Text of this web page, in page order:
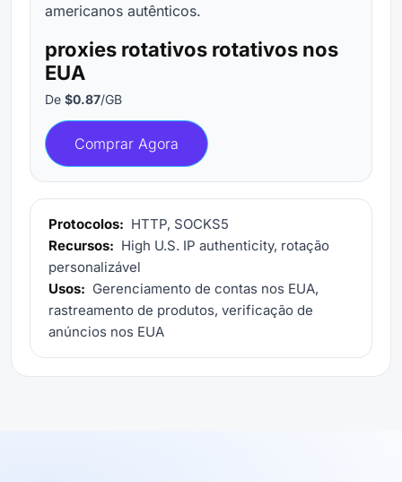
americanos autênticos.
proxies rotativos rotativos nos
EUA
De $0.87/GB
Comprar Agora
Protocolos: HTTP, SOCKS5
Recursos: High U.S. IP authenticity, rotação
personalizável
Usos: Gerenciamento de contas nos EUA,
rastreamento de produtos, verificação de
anúncios nos EUA